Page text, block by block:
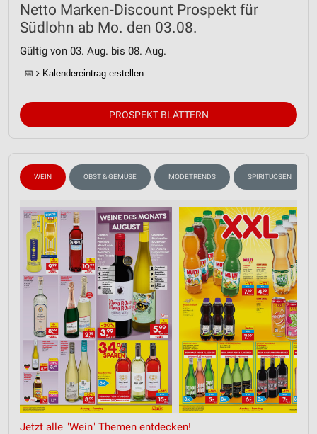
Netto Marken-Discount Prospekt für
Südlohn ab Mo. den 03.08.
Gültig von 03. Aug. bis 08. Aug.
📅 Kalendereintrag erstellen
PROSPEKT BLÄTTERN
WEIN OBST & GEMÜSE MODETRENDS SPIRITUOSEN
Jetzt alle "Wein" Themen entdecken!